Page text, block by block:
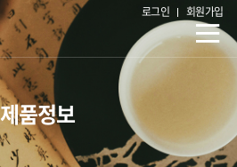
로그인 회원가입
제품정보